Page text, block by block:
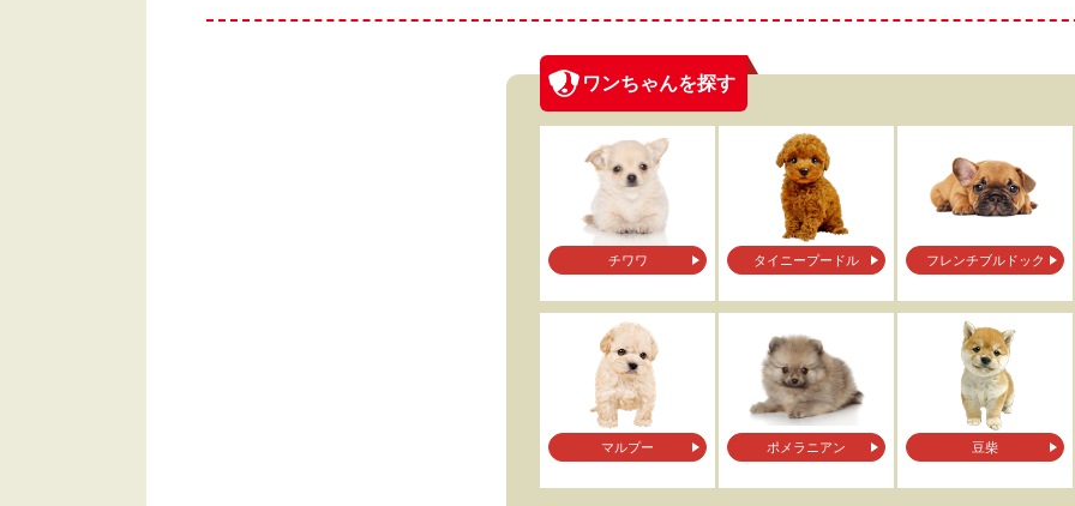
ワンちゃんを探す
チワワ タイニープードル フレンチブルドック
マルプー ポメラニアン 豆柴